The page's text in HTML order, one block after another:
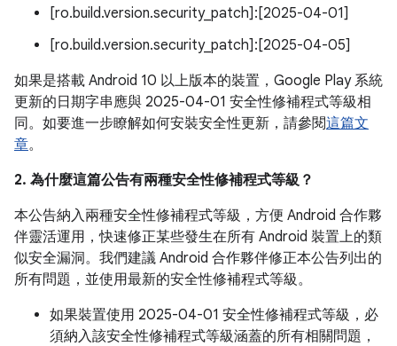
[ro.build.version.security_patch]:[2025-04-01]
[ro.build.version.security_patch]:[2025-04-05]
如果是搭載 Android 10 以上版本的裝置，Google Play 系統
更新的日期字串應與 2025-04-01 安全性修補程式等級相
同。如要進一步瞭解如何安裝安全性更新，請參閱這篇文
章。
2. 為什麼這篇公告有兩種安全性修補程式等級？
本公告納入兩種安全性修補程式等級，方便 Android 合作夥
伴靈活運用，快速修正某些發生在所有 Android 裝置上的類
似安全漏洞。我們建議 Android 合作夥伴修正本公告列出的
所有問題，並使用最新的安全性修補程式等級。
如果裝置使用 2025-04-01 安全性修補程式等級，必
須納入該安全性修補程式等級涵蓋的所有相關問題，